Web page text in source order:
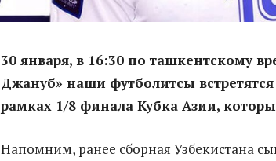
30 января, в 16:30 по ташкентскому
Джануб» наши футболитсы
рамках 1/8 финала Кубка Азии,
Напомним, ранее сборная Узбекистана